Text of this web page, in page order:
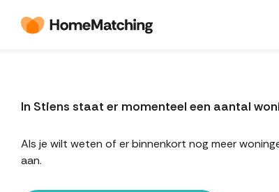
In Stiens staat er momenteel een aantal
Als je wilt weten of er binnenkort nog meer
aan.